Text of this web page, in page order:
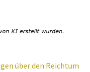
über den Reichtum